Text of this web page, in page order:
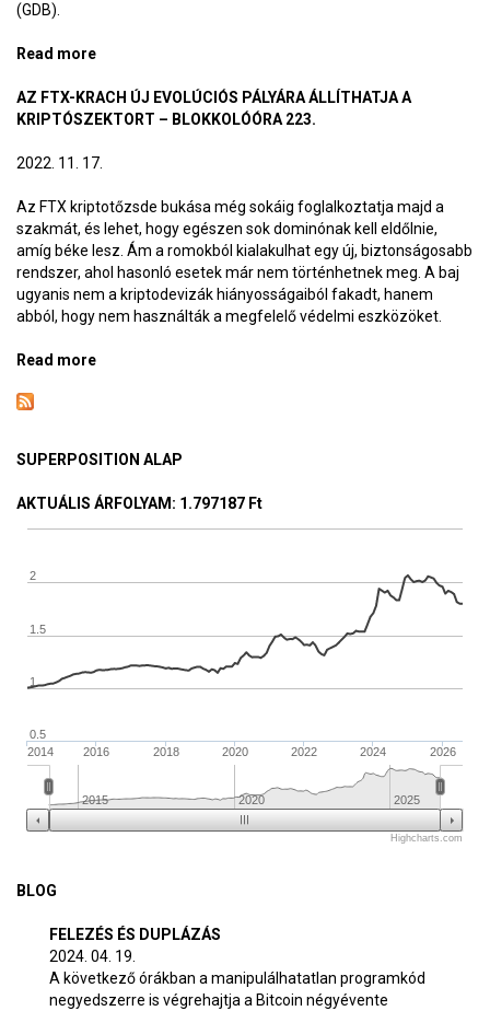
(GDB).
Read more
AZ FTX-KRACH ÚJ EVOLÚCIÓS PÁLYÁRA ÁLLÍTHATJA A
KRIPTÓSZEKTORT – BLOKKOLÓÓRA 223.
2022. 11. 17.
Az FTX kriptotőzsde bukása még sokáig foglalkoztatja majd a
szakmát, és lehet, hogy egészen sok dominónak kell eldőlnie,
amíg béke lesz. Ám a romokból kialakulhat egy új, biztonságosabb
rendszer, ahol hasonló esetek már nem történhetnek meg. A baj
ugyanis nem a kriptodevizák hiányosságaiból fakadt, hanem
abból, hogy nem használták a megfelelő védelmi eszközöket.
Read more
SUPERPOSITION ALAP
AKTUÁLIS ÁRFOLYAM : 1.797187 Ft
2016 2018 2020 2022 2024 2026
2014
2015 2020 2025
1
1.5
2
0.5
Highcharts.com
BLOG
FELEZÉS ÉS DUPLÁZÁS
2024. 04. 19.
A következő órákban a manipulálhatatlan programkód
negyedszerre is végrehajtja a Bitcoin négyévente